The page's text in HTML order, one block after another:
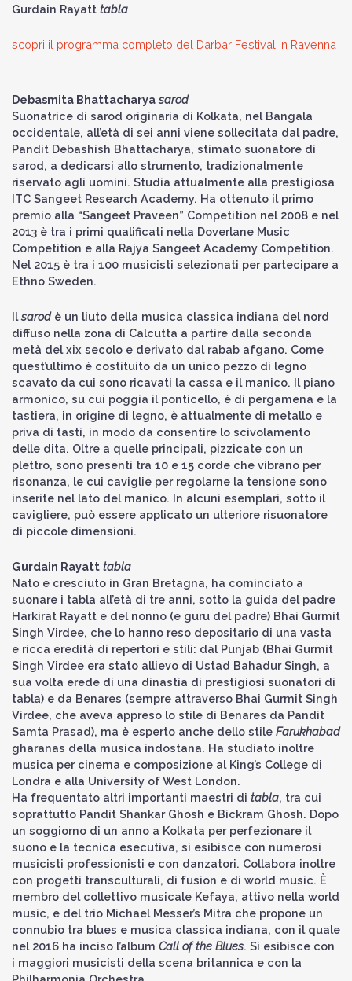
Gurdain Rayatt tabla
scopri il programma completo del Darbar Festival in Ravenna
Debasmita Bhattacharyasarod
Suonatrice di sarod originaria di Kolkata, nel Bangala
occidentale, all’età di sei anni viene sollecitata dal padre,
Pandit Debashish Bhattacharya, stimato suonatore di
sarod, a dedicarsi allo strumento, tradizionalmente
riservato agli uomini. Studia attualmente alla prestigiosa
ITC Sangeet Research Academy. Ha ottenuto il primo
premio alla “Sangeet Praveen” Competition nel 2008 e nel
2013 è tra i primi qualificati nella Doverlane Music
Competition e alla Rajya Sangeet Academy Competition.
Nel 2015 è tra i 100 musicisti selezionati per partecipare a
Ethno Sweden.
Ilsarodè un liuto della musica classica indiana del nord
diffuso nella zona di Calcutta a partire dalla seconda
metà del xix secolo e derivato dal rabab afgano. Come
quest’ultimo è costituito da un unico pezzo di legno
scavato da cui sono ricavati la cassa e il manico. Il piano
armonico, su cui poggia il ponticello, è di pergamena e la
tastiera, in origine di legno, è attualmente di metallo e
priva di tasti, in modo da consentire lo scivolamento
delle dita. Oltre a quelle principali, pizzicate con un
plettro, sono presenti tra 10 e 15 corde che vibrano per
risonanza, le cui caviglie per regolarne la tensione sono
inserite nel lato del manico. In alcuni esemplari, sotto il
cavigliere, può essere applicato un ulteriore risuonatore
di piccole dimensioni.
Gurdain Rayatt tabla
Nato e cresciuto in Gran Bretagna, ha cominciato a
suonare i tabla all’età di tre anni, sotto la guida del padre
Harkirat Rayatt e del nonno (e guru del padre) Bhai Gurmit
Singh Virdee, che lo hanno reso depositario di una vasta
e ricca eredità di repertori e stili: dal Punjab (Bhai Gurmit
Singh Virdee era stato allievo di Ustad Bahadur Singh, a
sua volta erede di una dinastia di prestigiosi suonatori di
tabla) e da Benares (sempre attraverso Bhai Gurmit Singh
Virdee, che aveva appreso lo stile di Benares da Pandit
Samta Prasad), ma è esperto anche dello stile Farukhabad
gharanas della musica indostana. Ha studiato inoltre
musica per cinema e composizione al King’s College di
Londra e alla University of West London.
Ha frequentato altri importanti maestri di tabla, tra cui
soprattutto Pandit Shankar Ghosh e Bickram Ghosh. Dopo
un soggiorno di un anno a Kolkata per perfezionare il
suono e la tecnica esecutiva, si esibisce con numerosi
musicisti professionisti e con danzatori. Collabora inoltre
con progetti transculturali, di fusion e di world music. È
membro del collettivo musicale Kefaya, attivo nella world
music, e del trio Michael Messer’s Mitra che propone un
connubio tra blues e musica classica indiana, con il quale
nel 2016 ha inciso l’album Call of the Blues. Si esibisce con
i maggiori musicisti della scena britannica e con la